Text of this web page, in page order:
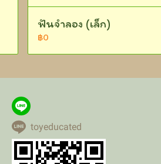
ฟันจำลอง (เล็ก)
฿0
toyeducated